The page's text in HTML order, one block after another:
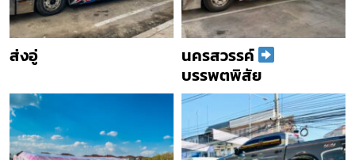
ส่งอู่
นครสวรรค์
บรรพตพิสัย